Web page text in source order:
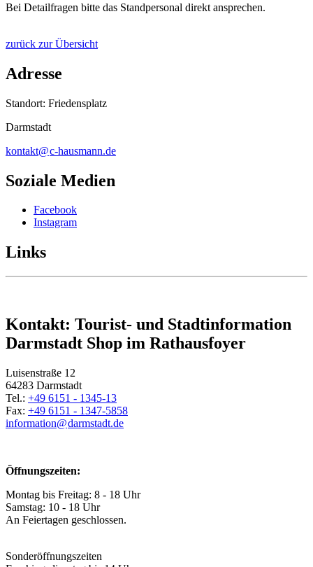
Bei Detailfragen bitte das Standpersonal direkt ansprechen.
zurück zur Übersicht
Adresse
Standort: Friedensplatz
Darmstadt
kontakt@c-hausmann.de
Soziale Medien
Facebook
Instagram
Links
Kontakt: Tourist- und Stadtinformation
Darmstadt Shop im Rathausfoyer
Luisenstraße 12
64283 Darmstadt
Tel.: +49 6151 - 1345-13
Fax: +49 6151 - 1347-5858
information@darmstadt.de
Öffnungszeiten:
Montag bis Freitag: 8 - 18 Uhr
Samstag: 10 - 18 Uhr
An Feiertagen geschlossen.
Sonderöffnungszeiten